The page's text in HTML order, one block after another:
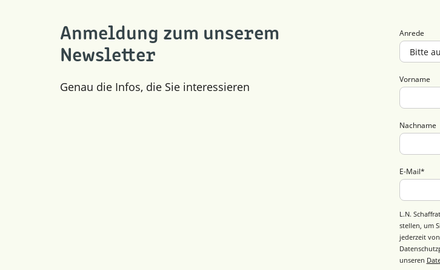
Anmeldung zum unserem
Newsletter
Genau die Infos, die Sie interessieren
Anrede
Vorname
Nachname
E-Mail*
L.N.
stellen, um
jederzeit
unseren